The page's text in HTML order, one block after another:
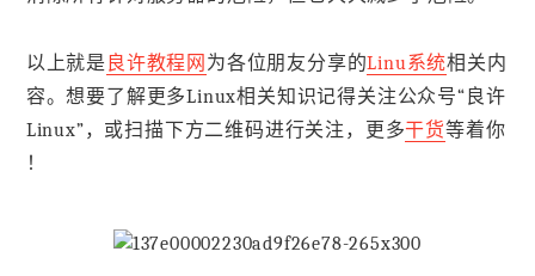
以上就是 良许教程网 为各位朋友分享的Linu系统相关内
容。想要了解更多Linux相关知识记得关注公众号“良许
Linux”，或扫描下方二维码进行关注，更多干货等着你
！